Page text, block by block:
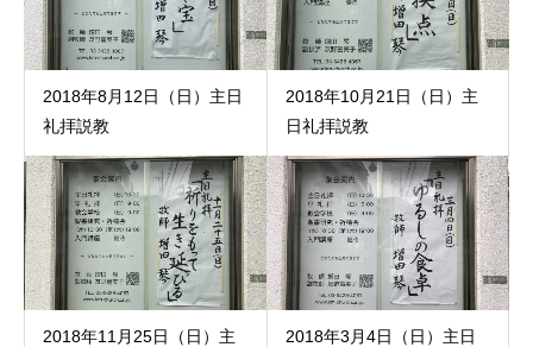
2018年8月12日（日）主日
礼拝説教
2018年10月21日（日）主
日礼拝説教
2018年11月25日（日）主
2018年3月4日（日）主日